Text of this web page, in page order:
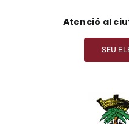
Atenció al
SEU